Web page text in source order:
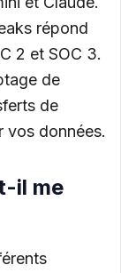
répond
2 et SOC 3.
de
de
vos données.
il me